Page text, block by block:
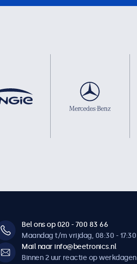
Bel ons op 020 - 700 83 66
Maandag t/m vrijdag, 08:30 - 17:30
Mail naar info@beetronics.nl
Binnen 2 uur reactie op werkdagen